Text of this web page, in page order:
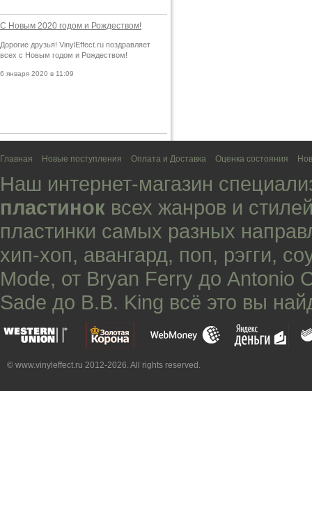
С Новым 2020 годом и Рождеством!
Дорогие друзья! VinylEffect.ru поздравляет
всех с Новым годом и Рождеством!
6 января 2020 в 11:09
Главная Новые поступления Оплата и Доставка Оценка состояния
Наш интернет-магазин
пластинок всех жанров и
пластинки самых разных
хип-хоп, авангард, поп, рэгги,
Mode, от Bryan Ferry до Antonio
Sade до B.B. King всё это вы
© www.vinyleffect.ru 2012-2026. All rights reserved.